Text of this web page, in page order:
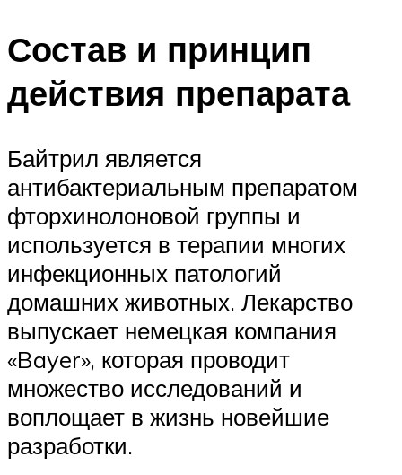
Состав и принцип
действия препарата
Байтрил является
антибактериальным препаратом
фторхинолоновой группы и
используется в терапии многих
инфекционных патологий
домашних животных. Лекарство
выпускает немецкая компания
«Bayer», которая проводит
множество исследований и
воплощает в жизнь новейшие
разработки.